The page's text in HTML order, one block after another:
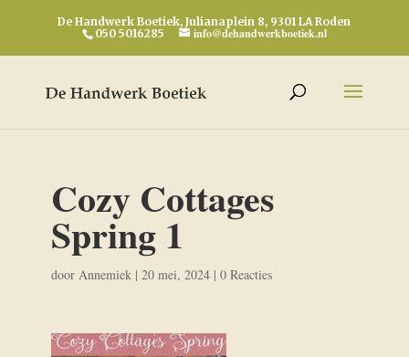
De Handwerk Boetiek, Julianaplein 8, 9301 LA Roden
050 5016285
info@dehandwerkboetiek.nl
Cozy Cottages
Spring 1
door Annemiek| 20 mei, 2024| 0 Reacties